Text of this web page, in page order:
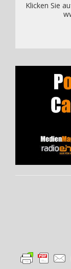
Klicken Sie